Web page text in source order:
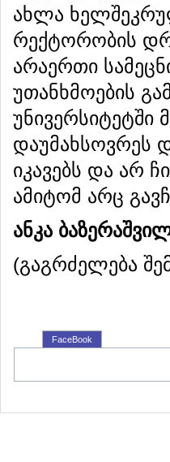
ახლა
რექტორობის
არაერთი
უთანხმოების
უნივერსიტეტში
დაუმახსოვრეს
იკავებს და არ
ამიტომ არც
ანკა
FaceBook